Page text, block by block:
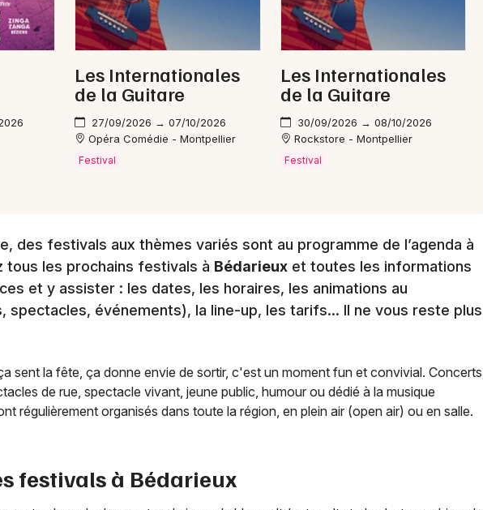
Les Internationales
de la Guitare
27/09/2026 → 07/10/2026
Opéra Comédie - Montpellier
Festival
Les Internationales
de la Guitare
30/09/2026 → 08/10/2026
Rockstore - Montpellier
Festival
des festivals aux thèmes variés sont au programme de l’agenda à
tous les prochains festivals à Bédarieux et toutes les informations
et y assister : les dates, les horaires, les animations au
spectacles, événements), la line-up, les tarifs… Il ne vous reste plus
sent la fête, ça donne envie de sortir, c'est un moment fun et convivial. Concerts,
de rue, spectacle vivant, jeune public, humour ou dédié à la musique
régulièrement organisés dans toute la région, en plein air (open air) ou en salle.
festivals à Bédarieux